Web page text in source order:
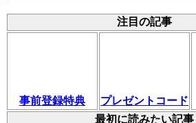
注目の記事
事前登録特典 プレゼントコード
最初に読みたい記事